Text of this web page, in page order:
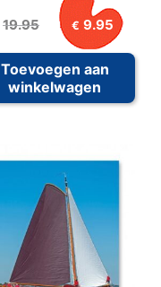
19.95
Oorspronkelijke
prijs
was:
€19.95.
€ 9.95
is:
Toevoegen aan
winkelwagen